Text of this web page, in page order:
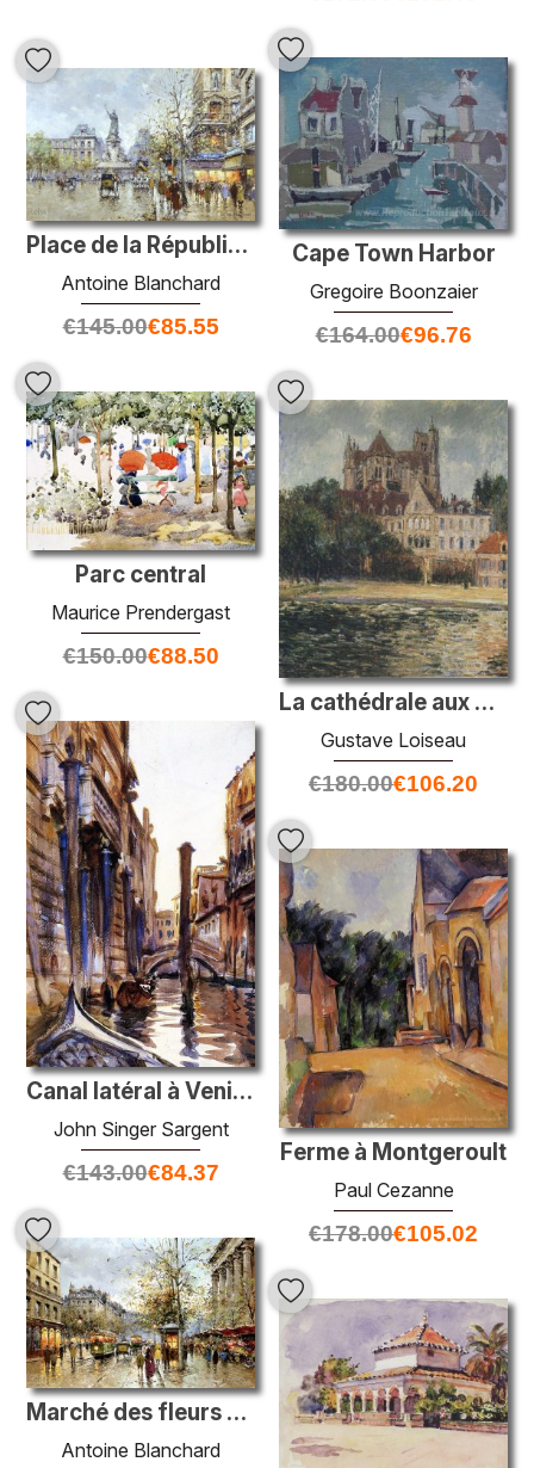
Cape Town Harbor
Gregoire Boonzaier
€164.00€96.76
Place de la République
Antoine Blanchard
€145.00€85.55
Parc central
Maurice Prendergast
€150.00€88.50
La cathédrale aux Auxerre
Gustave Loiseau
€180.00€106.20
Canal latéral à Venise
John Singer Sargent
€143.00€84.37
Ferme à Montgeroult
Paul Cezanne
€178.00€105.02
Marché des fleurs Madeleine
Antoine Blanchard